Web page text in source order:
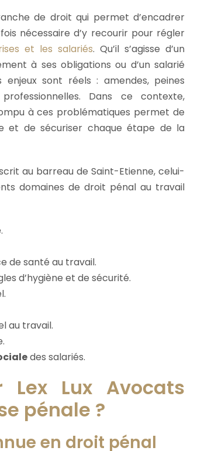
de droit qui permet d’encadrer
nécessaire d’y recourir pour régler
et les salariés. Qu’il s’agisse d’un
à ses obligations ou d’un salarié
sont réels : amendes, peines
Dans ce contexte,
à ces problématiques permet de
et de sécuriser chaque étape de la
au barreau de Saint-Etienne, celui-
domaines de droit pénal au travail
de santé au travail.
d’hygiène et de sécurité.
au travail.
des salariés.
Lex Lux Avocats
pénale ?
en droit pénal